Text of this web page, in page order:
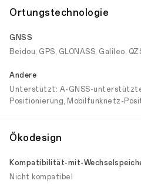
Ortungstechnologie
GNSS
Beidou, GPS, GLONASS, Galileo,
Andere
Unterstützt: A-GNSS-
Positionierung, Mobilfunknetz-
Ökodesign
Kompatibilität-mit-
Nicht kompatibel